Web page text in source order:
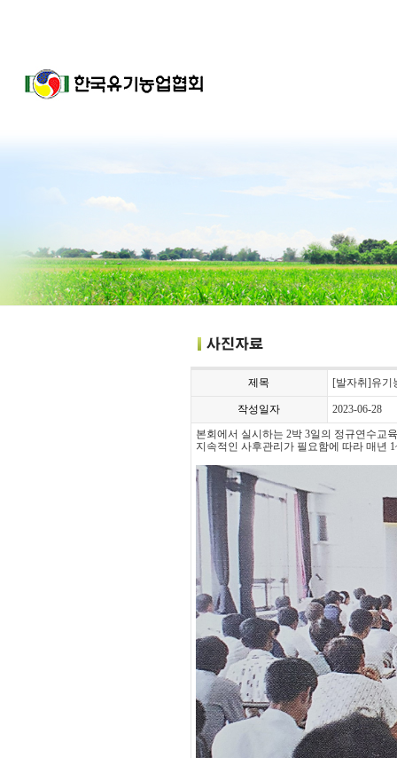
제목 [발자취]유기
작성일자
2023-06-28
본회에서 실시하는 2박 3일의 정규연수교
지속적인 사후관리가 필요함에 따라 매년